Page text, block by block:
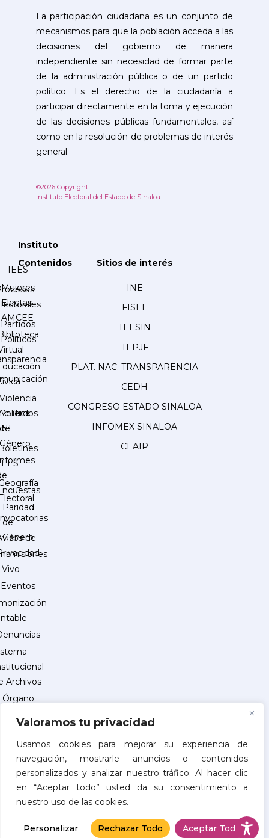
Valoramos tu privacidad
Usamos cookies para mejorar su experiencia de
navegación, mostrarle anuncios o contenidos
personalizados y analizar nuestro tráfico. Al hacer clic
en “Aceptar todo” usted da su consentimiento a
nuestro uso de las cookies.
Personalizar Rechazar Todo Aceptar Todo
La participación ciudadana es un conjunto de
mecanismos para que la población acceda a las
decisiones del gobierno de manera
independiente sin necesidad de formar parte
de la administración pública o de un partido
político. Es el derecho de la ciudadanía a
participar directamente en la toma y ejecución
de las decisiones públicas fundamentales, así
como en la resolución de problemas de interés
general.
©2026 Copyright
Instituto Electoral del Estado de Sinaloa
Instituto
IEES
Partidos
Políticos
de
Contenidos
Mujeres
Electas
AMCEE
Violencia
Política
de
Género
Paridad
de
Género
Eventos
Archivos
Órgano
Control
INSCRIPCIÓN
PROVEEDORES
Sitios de interés
INE
FISEL
TEESIN
TEPJF
PLAT. NAC. TRANSPARENCIA
CEDH
CONGRESO ESTADO SINALOA
INFOMEX SINALOA
CEAIP